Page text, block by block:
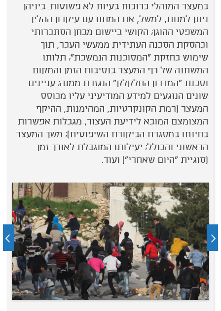
במעצר המנהלי כרוכות בעיות לא פשוטות. ביניהן
ניתן למנות, למשל, את המתח עם עיקרון ההליך
המשפטי ההוגן; הקושי ביישום מבחן הסתברותי
ובהסקת הסכנה העתידית ממעשי העבר, תוך
שימוש בחזקת "המסוכנות הנמשכת"; תלותו
המשתנה של רף המעצר בנסיבות הזמן והמקום
וסכנת "המדרון החלקלק" הנגזרת ממנה; עניינים
שונים הנוגעים למידע המודיעיני עליו מבוסס
המעצר (רמת הקונקרטיות, המהימנות, ההיקף
המצומצם המובא לידיעת העצור, מגבלות אפשרות
בחינתו במסגרת הביקורת השיפוטית); משך המעצר
הראשוני והכולל; יעילותו המוגבלת לאורך זמן
(סוגיית "היום שאחרי") ועוד.